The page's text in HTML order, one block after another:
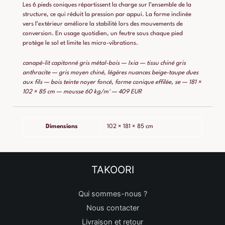
Les 6 pieds coniques répartissent la charge sur l’ensemble de la
structure, ce qui réduit la pression par appui. La forme inclinée
vers l’extérieur améliore la stabilité lors des mouvements de
conversion. En usage quotidien, un feutre sous chaque pied
protège le sol et limite les micro-vibrations.
canapé-lit capitonné gris métal-bois — Ixia — tissu chiné gris
anthracite — gris moyen chiné, légères nuances beige-taupe dues
aux fils — bois teinte noyer foncé, forme conique effilée, se — 181 ×
102 × 85 cm — mousse 60 kg/m³ — 409 EUR
Dimensions 102 × 181 × 85 cm
TAKOORI
Qui sommes-nous ?
Nous contacter
Livraison et retour